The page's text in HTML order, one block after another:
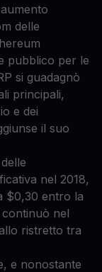
delle
pubblico per le
si guadagnò
principali,
e dei
il suo
nel 2018,
$0,30 entro la
nel
ristretto tra
e nonostante